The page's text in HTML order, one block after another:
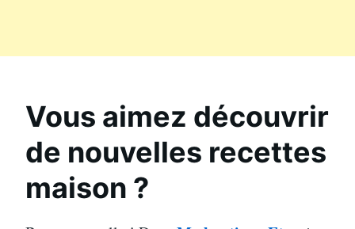
Vous aimez découvrir
de nouvelles recettes
maison ?